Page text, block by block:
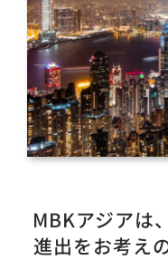
MBKアジアは
進出をお考え